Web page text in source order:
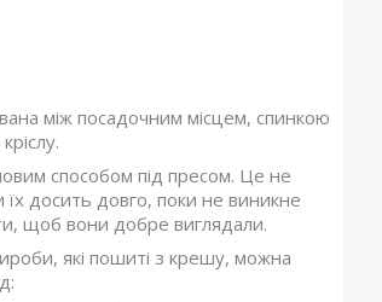
між посадочним місцем, спинкою
способом під пресом. Це не
їх досить довго, поки не виникне
щоб вони добре виглядали.
які пошиті з крешу, можна